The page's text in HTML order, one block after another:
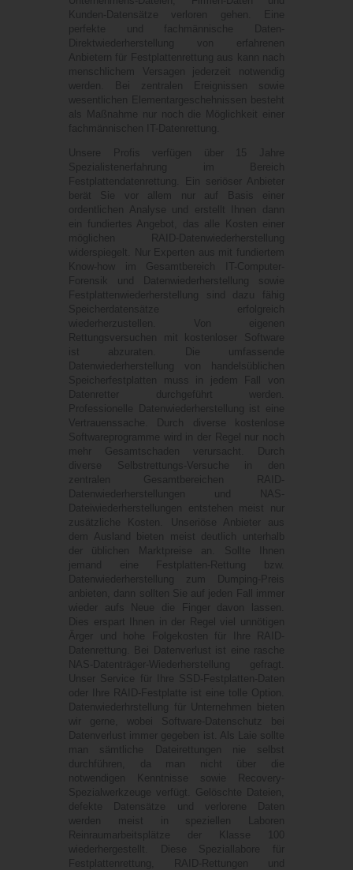
Kunden-Datensätze verloren gehen. Eine
perfekte und fachmännische Daten-
Direktwiederherstellung von erfahrenen
Anbietern für Festplattenrettung aus kann nach
menschlichem Versagen jederzeit notwendig
werden. Bei zentralen Ereignissen sowie
wesentlichen Elementargeschehnissen besteht
als Maßnahme nur noch die Möglichkeit einer
fachmännischen IT-Datenrettung.
Unsere Profis verfügen über 15 Jahre
Spezialistenerfahrung im Bereich
Festplattendatenrettung. Ein seriöser Anbieter
berät Sie vor allem nur auf Basis einer
ordentlichen Analyse und erstellt Ihnen dann
ein fundiertes Angebot, das alle Kosten einer
möglichen RAID-Datenwiederherstellung
widerspiegelt. Nur Experten aus mit fundiertem
Know-how im Gesamtbereich IT-Computer-
Forensik und Datenwiederherstellung sowie
Festplattenwiederherstellung sind dazu fähig
Speicherdatensätze erfolgreich
wiederherzustellen. Von eigenen
Rettungsversuchen mit kostenloser Software
ist abzuraten. Die umfassende
Datenwiederherstellung von handelsüblichen
Speicherfestplatten muss in jedem Fall von
Datenretter durchgeführt werden.
Professionelle Datenwiederherstellung ist eine
Vertrauenssache. Durch diverse kostenlose
Softwareprogramme wird in der Regel nur noch
mehr Gesamtschaden verursacht. Durch
diverse Selbstrettungs-Versuche in den
zentralen Gesamtbereichen RAID-
Datenwiederherstellungen und NAS-
Dateiwiederherstellungen entstehen meist nur
zusätzliche Kosten. Unseriöse Anbieter aus
dem Ausland bieten meist deutlich unterhalb
der üblichen Marktpreise an. Sollte Ihnen
jemand eine Festplatten-Rettung bzw.
Datenwiederherstellung zum Dumping-Preis
anbieten, dann sollten Sie auf jeden Fall immer
wieder aufs Neue die Finger davon lassen.
Dies erspart Ihnen in der Regel viel unnötigen
Ärger und hohe Folgekosten für Ihre RAID-
Datenrettung. Bei Datenverlust ist eine rasche
NAS-Datenträger-Wiederherstellung gefragt.
Unser Service für Ihre SSD-Festplatten-Daten
oder Ihre RAID-Festplatte ist eine tolle Option.
Datenwiederhrstellung für Unternehmen bieten
wir gerne, wobei Software-Datenschutz bei
Datenverlust immer gegeben ist. Als Laie sollte
man sämtliche Dateirettungen nie selbst
durchführen, da man nicht über die
notwendigen Kenntnisse sowie Recovery-
Spezialwerkzeuge verfügt. Gelöschte Dateien,
defekte Datensätze und verlorene Daten
werden meist in speziellen Laboren
Reinraumarbeitsplätze der Klasse 100
wiederhergestellt. Diese Speziallabore für
Festplattenrettung, RAID-Rettungen und